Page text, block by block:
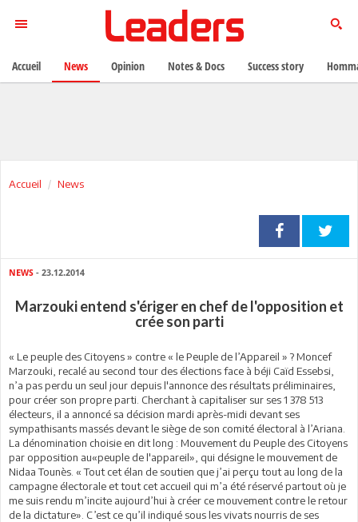
Accueil News
NEWS - 23.12.2014
Marzouki entend s'ériger en chef de l'opposition et
crée son parti
« Le peuple des Citoyens » contre « le Peuple de l’Appareil » ? Moncef
Marzouki, recalé au second tour des élections face à béji Caïd Essebsi,
n’a pas perdu un seul jour depuis l'annonce des résultats préliminaires,
pour créer son propre parti. Cherchant à capitaliser sur ses 1 378 513
électeurs, il a annoncé sa décision mardi après-midi devant ses
sympathisants massés devant le siège de son comité électoral à l’Ariana.
La dénomination choisie en dit long : Mouvement du Peuple des Citoyens
par opposition au«peuple de l'appareil», qui désigne le mouvement de
Nidaa Tounès. « Tout cet élan de soutien que j’ai perçu tout au long de la
campagne électorale et tout cet accueil qui m’a été réservé partout où je
me suis rendu m’incite aujourd’hui à créer ce mouvement contre le retour
de la dictature». C’est ce qu’il indiqué sous les vivats nourris de ses
Accueil News Opinion Notes & Docs Success story